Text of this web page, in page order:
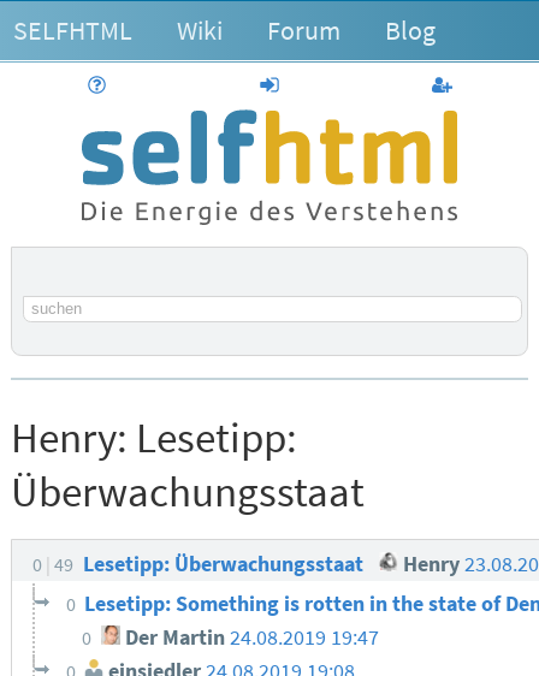
SELFHTML Wiki Forum Blog
anmelden
Suchbegriff
Henry: Lesetipp:
Überwachungsstaat
0 49 Lesetipp: Überwachungsstaat Henry
0 Lesetipp: Something is rotten in the state of
0 Der Martin 24.08.2019 19:47
0